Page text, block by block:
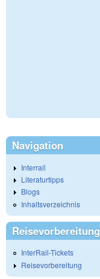
Navigation
Interrail
Literaturtipps
Blogs
Inhaltsverzeichnis
Reisevorbereitung
InterRail-Tickets
Reisevorbereitung